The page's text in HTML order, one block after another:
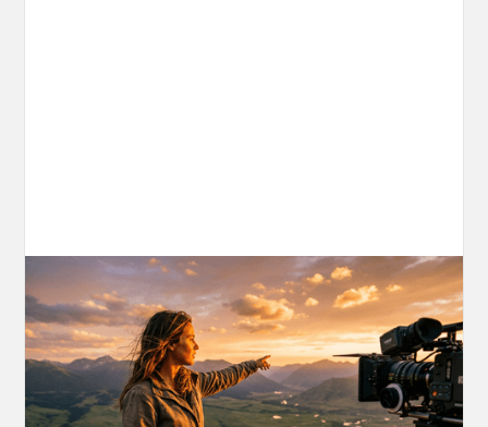
AI World Building for Content Creators:
A More Consistent Approach to AI
Content
Learn why building persistent AI worlds beats
one-off video generation for content creators,
and how to create such 3D environments with